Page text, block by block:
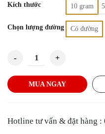
Kích thước 10 gram
Chọn lượng đường Có đường
Tổ Yến Ăn Liền MS - Gừng số
MUA NGAY
Hotline tư vấn & đặt hàng :